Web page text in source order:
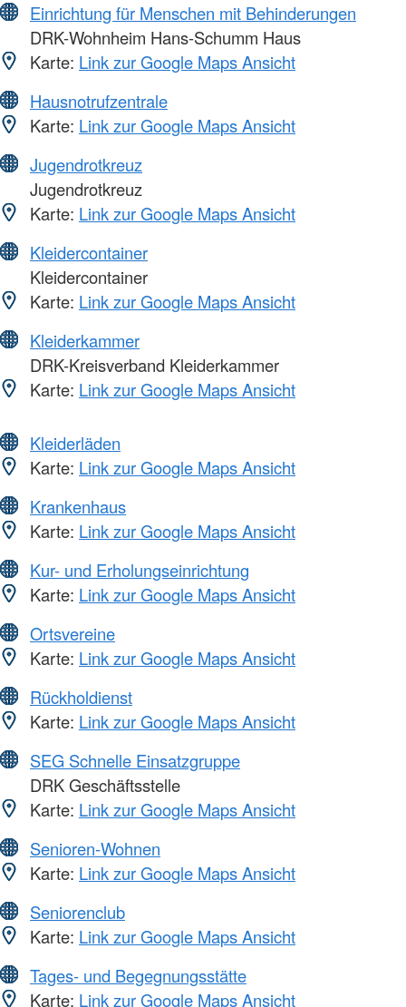
Einrichtung für Menschen mit Behinderungen
DRK-Wohnheim Hans-Schumm Haus
Karte: Link zur Google Maps Ansicht
Hausnotrufzentrale
Karte: Link zur Google Maps Ansicht
Jugendrotkreuz
Jugendrotkreuz
Karte: Link zur Google Maps Ansicht
Kleidercontainer
Kleidercontainer
Karte: Link zur Google Maps Ansicht
Kleiderkammer
DRK-Kreisverband Kleiderkammer
Karte: Link zur Google Maps Ansicht
Kleiderläden
Karte: Link zur Google Maps Ansicht
Krankenhaus
Karte: Link zur Google Maps Ansicht
Kur- und Erholungseinrichtung
Karte: Link zur Google Maps Ansicht
Ortsvereine
Karte: Link zur Google Maps Ansicht
Rückholdienst
Karte: Link zur Google Maps Ansicht
SEG Schnelle Einsatzgruppe
DRK Geschäftsstelle
Karte: Link zur Google Maps Ansicht
Senioren-Wohnen
Karte: Link zur Google Maps Ansicht
Seniorenclub
Karte: Link zur Google Maps Ansicht
Tages- und Begegnungsstätte
Karte: Link zur Google Maps Ansicht